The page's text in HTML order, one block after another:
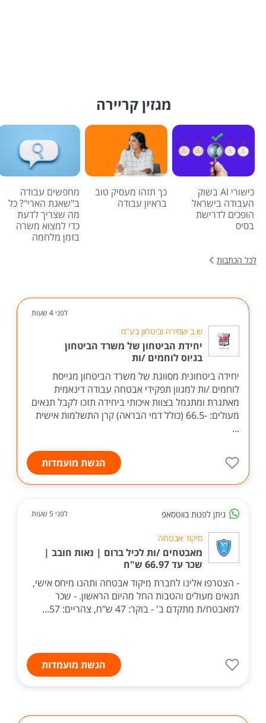
מגזין קריירה
כישורי AI בשוק
העבודה בישראל
הופכים לדרישת
בסיס
כך תזהו מעסיק טוב
בראיון עבודה
מחפשים עבודה
ב"שאגת הארי"? כל
מה שצריך לדעת
כדי למצוא משרה
בזמן מלחמה
לכל הכתבות
לפני 4 שעות
ש.ב שמירה וביטחון בע"מ
יחידת הביטחון של משרד הביטחון
בגיוס לוחמים /ות
יחידה ביטחונית מסווגת של משרד הביטחון מגייסת
לוחמים /ות למגוון תפקידי אבטחה עבודה דינאמית
מאתגרת ומתגמל בצוות איכותי ביחידה תזכו לקבל תנאים
מעולים: -66.5 (כולל דמי הבראה) קרן התשלמות אישית
...
הגשת מועמדות
ניתן לפנות בווטסאפ לפני 5 שעות
מיקוד אבטחה
מאבטחים /ות לכיל ברום | נאות חובב |
שכר עד 66.97 ש"ח
- הצטרפו אלינו לחברת מיקוד אבטחה ותהנו מיחס אישי,
תנאים מעולים והטבות החל מהיום הראשון. - שכר
למאבטח/ת מתקדם ב' - בוקר: 47 ש"ח, צהריים: 57...
הגשת מועמדות